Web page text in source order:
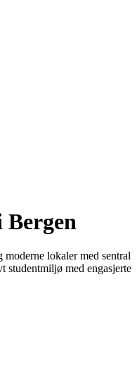
lokaler med sentral
studentmiljø med engasjerte